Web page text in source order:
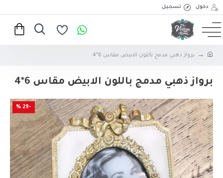
دخول تسجيل
برواز ذهبي مدمج باللون الابيض مقاس 6*4
برواز ذهبي مدمج باللون الابيض مقاس 6*4
-29 %